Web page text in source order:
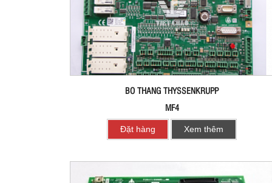
BO THANG THYSSENKRUPP
MF4
Đặt hàng Xem thêm